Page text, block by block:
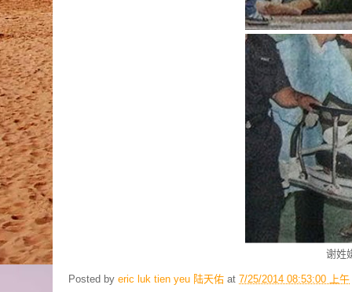
谢姓
Posted by eric luk tien yeu 陆天佑 at 7/25/2014 08:53:00 上午